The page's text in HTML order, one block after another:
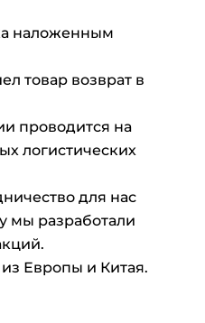
наложенным
товар возврат в
проводится на
логистических
для нас
мы разработали
Европы и Китая.